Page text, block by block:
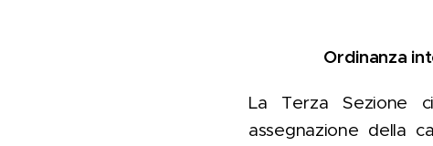
Ordinanza
La Terza Sezione
assegnazione della